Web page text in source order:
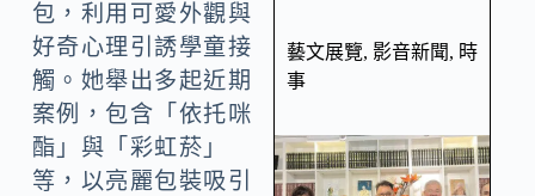
包，利用可愛外觀與
好奇心理引誘學童接
觸。她舉出多起近期
案例，包含「依托咪
酯」與「彩虹菸」
等，以亮麗包裝吸引
藝文展覽, 影音新聞, 時
事